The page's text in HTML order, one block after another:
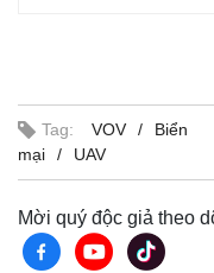
Thế giới
Quan sát
Cuộc sống đó đây
Tag: VOV
mại
UAV
Mời quý độc giả theo